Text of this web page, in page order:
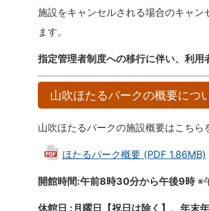
施設をキャンセルされる場合のキャ
ます。
指定管理者制度への移行に伴い、利
山吹ほたるパークの概要につ
山吹ほたるパークの施設概要はこちら
ほたるパーク概要 (PDF 1.86MB)
開館時間:午前8時30分から午後9時 ※
休館日 :月曜日【祝日は除く】、年末